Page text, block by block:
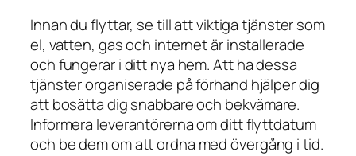
Innan du flyttar, se till att viktiga tjänster som
el, vatten, gas och internet är installerade
och fungerar i ditt nya hem. Att ha dessa
tjänster organiserade på förhand hjälper dig
att bosätta dig snabbare och bekvämare.
Informera leverantörerna om ditt flyttdatum
och be dem om att ordna med övergång i tid.